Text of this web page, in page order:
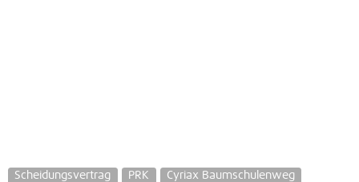
Scheidungsvertrag PRK
Cyriax Baumschulenweg